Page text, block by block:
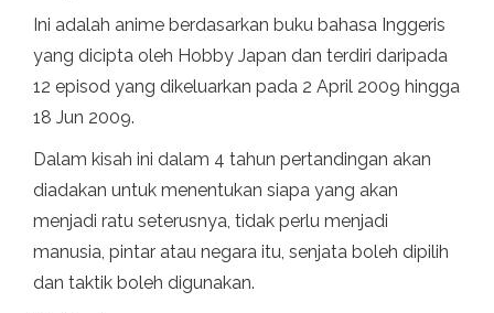
Ini adalah anime berdasarkan buku bahasa Inggeris
yang dicipta oleh Hobby Japan dan terdiri daripada
12 episod yang dikeluarkan pada 2 April 2009 hingga
18 Jun 2009.
Dalam kisah ini dalam 4 tahun pertandingan akan
diadakan untuk menentukan siapa yang akan
menjadi ratu seterusnya, tidak perlu menjadi
manusia, pintar atau negara itu, senjata boleh dipilih
dan taktik boleh digunakan.